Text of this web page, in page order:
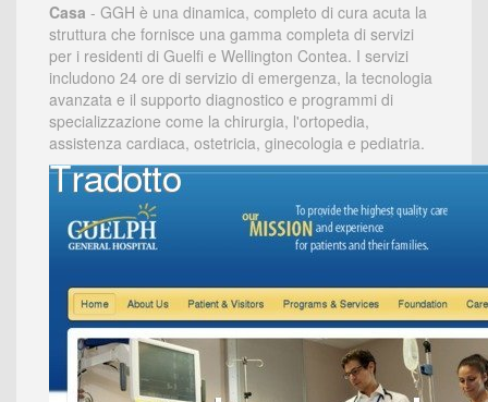
Casa - GGH è una dinamica, completo di cura acuta la
struttura che fornisce una gamma completa di servizi
per i residenti di Guelfi e Wellington Contea. I servizi
includono 24 ore di servizio di emergenza, la tecnologia
avanzata e il supporto diagnostico e programmi di
specializzazione come la chirurgia, l'ortopedia,
assistenza cardiaca, ostetricia, ginecologia e pediatria.